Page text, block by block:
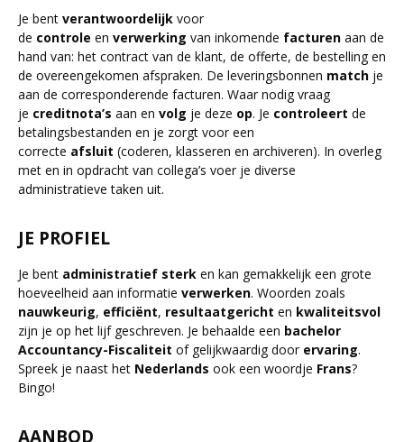
Je bent verantwoordelijk voor
de controle en verwerking van inkomende facturen aan de
hand van: het contract van de klant, de offerte, de bestelling en
de overeengekomen afspraken. De leveringsbonnen match je
aan de corresponderende facturen. Waar nodig vraag
je creditnota’s aan en volg je deze op. Je controleert de
betalingsbestanden en je zorgt voor een
correcte afsluit (coderen, klasseren en archiveren). In overleg
met en in opdracht van collega’s voer je diverse
administratieve taken uit.
JE PROFIEL
Je bent administratief sterk en kan gemakkelijk een grote
hoeveelheid aan informatie verwerken. Woorden zoals
nauwkeurig, efficiënt, resultaatgericht en kwaliteitsvol
zijn je op het lijf geschreven. Je behaalde een bachelor
Accountancy-Fiscaliteit of gelijkwaardig door ervaring.
Spreek je naast het Nederlands ook een woordje Frans?
Bingo!
AANBOD